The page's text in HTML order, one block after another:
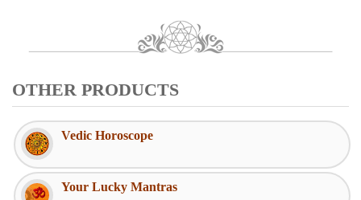
OTHER PRODUCTS
Vedic Horoscope
Your Lucky Mantras